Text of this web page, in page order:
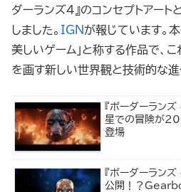
ダーランズ4』のコンセプトアー
しました。 IGNが報じています。
美しいゲーム」と称する作品で、
を画す新しい世界観と技術的な進
『ボーダーラン
星での冒険が
登場
『ボーダーランズ
公開！？